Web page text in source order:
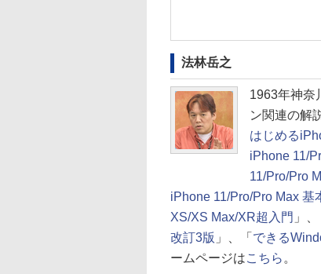
法林岳之
1963年神奈
ン関連の解
はじめる
iPhone 11/
11/Pro/Pro
iPhone 11/Pro/Pro Max 基
XS/XS Max/XR超入門 」、
改訂3版 」、「 できる
ームページはこちら 。